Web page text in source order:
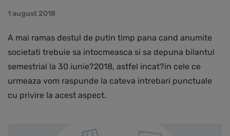
1 august 2018
A mai ramas destul de putin timp pana cand anumite
societati trebuie sa intocmeasca si sa depuna bilantul
semestrial la 30 iunie?2018, astfel incat?in cele ce
urmeaza vom raspunde la cateva intrebari punctuale
cu privire la acest aspect.